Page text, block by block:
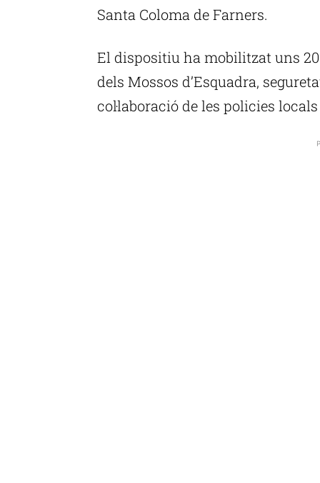
Santa Coloma de Farners.
El dispositiu ha mobilitzat uns
dels Mossos d’Esquadra,
col·laboració de les policies